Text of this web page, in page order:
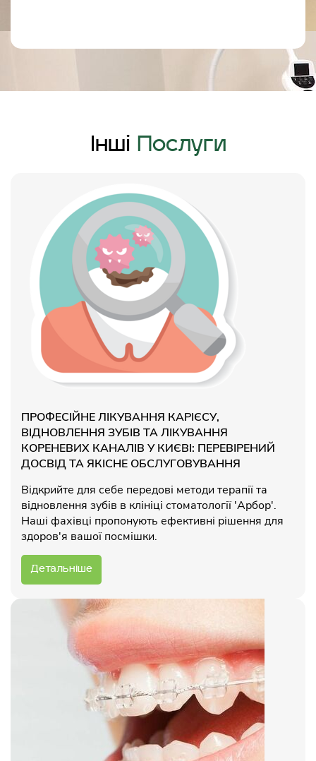
Інші Послуги
ПРОФЕСІЙНЕ ЛІКУВАННЯ КАРІЄСУ,
ВІДНОВЛЕННЯ ЗУБІВ ТА ЛІКУВАННЯ
КОРЕНЕВИХ КАНАЛІВ У КИЄВІ: ПЕРЕВІРЕНИЙ
ДОСВІД ТА ЯКІСНЕ ОБСЛУГОВУВАННЯ
Відкрийте для себе передові методи терапії та
відновлення зубів в клініці стоматології 'Арбор'.
Наші фахівці пропонують ефективні рішення для
здоров'я вашої посмішки.
Детальніше